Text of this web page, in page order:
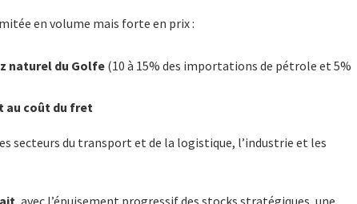
en volume mais forte en prix :
naturel du Golfe (10 à 15% des importations de pétrole et 5%
au coût du fret
secteurs du transport et de la logistique, l’industrie et les